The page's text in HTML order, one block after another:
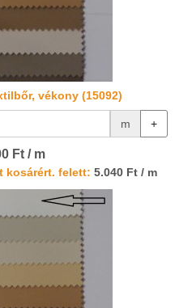
vékony (15092)
m +
Ft / m
kosárért. felett: 5.040 Ft / m